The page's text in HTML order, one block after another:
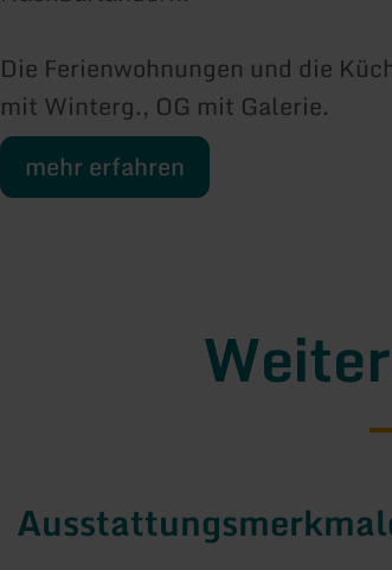
Die Ferienwohnungen und die
mit Winterg., OG mit Galerie.
mehr erfahren